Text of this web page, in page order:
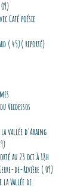
Café poésie
( 45)( reporté)
Vicdessos
la vallée d'Araing
au 23 oct à 18h
de-Rivière ( 09)
la Vallée de